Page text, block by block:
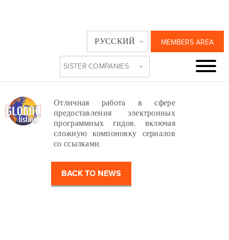
MEMBERS AREA
РУССКИЙ
SISTER COMPANIES
SKY ITALIA,
ИТАЛИЯ
Отличная работа в сфере
предоставления электронных
программных гидов, включая
сложную компоновку сериалов
со ссылками.
BACK TO NEWS